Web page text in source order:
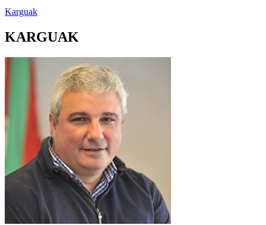
Karguak
KARGUAK